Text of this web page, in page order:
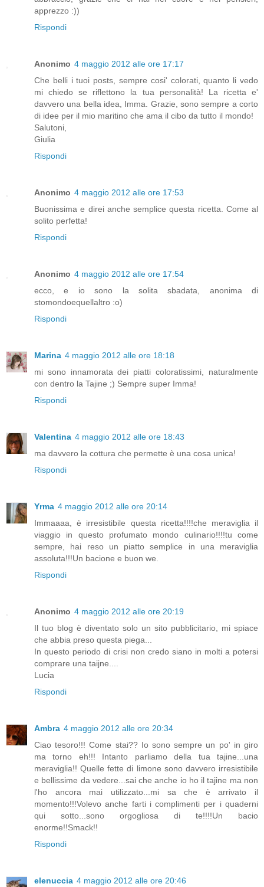
apprezzo :))
Rispondi
Anonimo 4 maggio 2012 alle ore 17:17
Che belli i tuoi posts, sempre cosi' colorati, quanto li vedo
mi chiedo se riflettono la tua personalità! La ricetta e'
davvero una bella idea, Imma. Grazie, sono sempre a corto
di idee per il mio maritino che ama il cibo da tutto il mondo!
Salutoni,
Giulia
Rispondi
Anonimo 4 maggio 2012 alle ore 17:53
Buonissima e direi anche semplice questa ricetta. Come al
solito perfetta!
Rispondi
Anonimo 4 maggio 2012 alle ore 17:54
ecco, e io sono la solita sbadata, anonima di
stomondoequellaltro :o)
Rispondi
Marina 4 maggio 2012 alle ore 18:18
mi sono innamorata dei piatti coloratissimi, naturalmente
con dentro la Tajine ;) Sempre super Imma!
Rispondi
Valentina 4 maggio 2012 alle ore 18:43
ma davvero la cottura che permette è una cosa unica!
Rispondi
Yrma 4 maggio 2012 alle ore 20:14
Immaaaa, è irresistibile questa ricetta!!!!che meraviglia il
viaggio in questo profumato mondo culinario!!!!tu come
sempre, hai reso un piatto semplice in una meraviglia
assoluta!!!Un bacione e buon we.
Rispondi
Anonimo 4 maggio 2012 alle ore 20:19
Il tuo blog è diventato solo un sito pubblicitario, mi spiace
che abbia preso questa piega...
In questo periodo di crisi non credo siano in molti a potersi
comprare una taijne....
Lucia
Rispondi
Ambra 4 maggio 2012 alle ore 20:34
Ciao tesoro!!! Come stai?? Io sono sempre un po' in giro
ma torno eh!!! Intanto parliamo della tua tajine...una
meraviglia!! Quelle fette di limone sono davvero irresistibile
e bellissime da vedere...sai che anche io ho il tajine ma non
l'ho ancora mai utilizzato...mi sa che è arrivato il
momento!!!Volevo anche farti i complimenti per i quaderni
qui sotto...sono orgogliosa di te!!!!Un bacio
enorme!!Smack!!
Rispondi
elenuccia 4 maggio 2012 alle ore 20:46